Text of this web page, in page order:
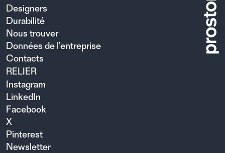
Designers
Durabilité
Nous trouver
Données de l’entreprise
Contacts
RELIER
Instagram
LinkedIn
Facebook
X
Pinterest
Newsletter